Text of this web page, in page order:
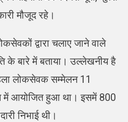
मौजूद रहे।
द्वारा चलाए जाने वाले
के बारे में बताया। उल्लेखनीय है
लोकसेवक सम्मेलन 11
में आयोजित हुआ था। इसमें 800
निभाई थी।